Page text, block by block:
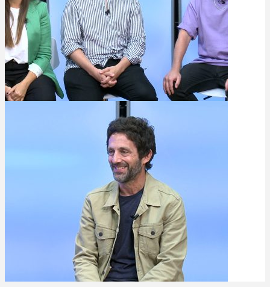
11 de diciembre de 2023
Reporte TV: Flor Sassone,
Nicolás Zarlenga y Federico
Plaza Montero.
4 de diciembre de 2023